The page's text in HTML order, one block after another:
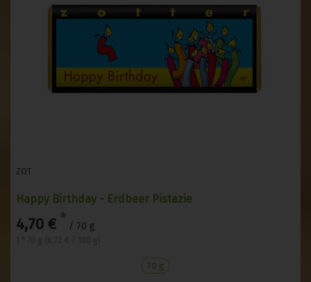
ZOT
Happy Birthday - Erdbeer Pistazie
4,70 € * / 70 g
70 g